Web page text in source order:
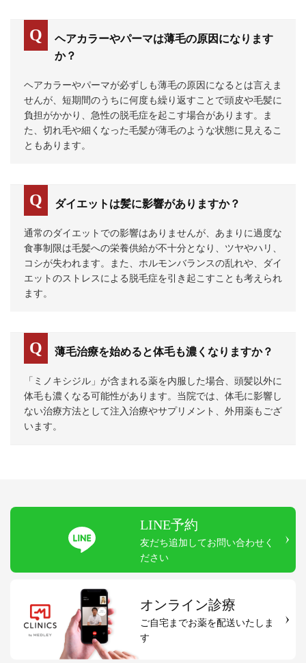
ヘアカラーやパーマは薄毛の原因になります
か？
ヘアカラーやパーマが必ずしも薄毛の原因になるとは言えま
せんが、短期間のうちに何度も繰り返すことで頭皮や毛髪に
負担がかかり、急性の脱毛症を起こす場合があります。ま
た、切れ毛や細くなった毛髪が薄毛のような状態に見えるこ
ともあります。
ダイエットは髪に影響がありますか？
通常のダイエットでの影響はありませんが、あまりに過度な
食事制限は毛髪への栄養供給が不十分となり、ツヤやハリ、
コシが失われます。また、ホルモンバランスの乱れや、ダイ
エットのストレスによる脱毛症を引き起こすことも考えられ
ます。
薄毛治療を始めると体毛も濃くなりますか？
「ミノキシジル」が含まれる薬を内服した場合、頭髪以外に
体毛も濃くなる可能性があります。当院では、体毛に影響し
ない治療方法として注入治療やサプリメント、外用薬もござ
います。
LINE予約
友だち追加してお問い合わせく
ださい
オンライン診療
ご自宅までお薬を配送いたしま
す